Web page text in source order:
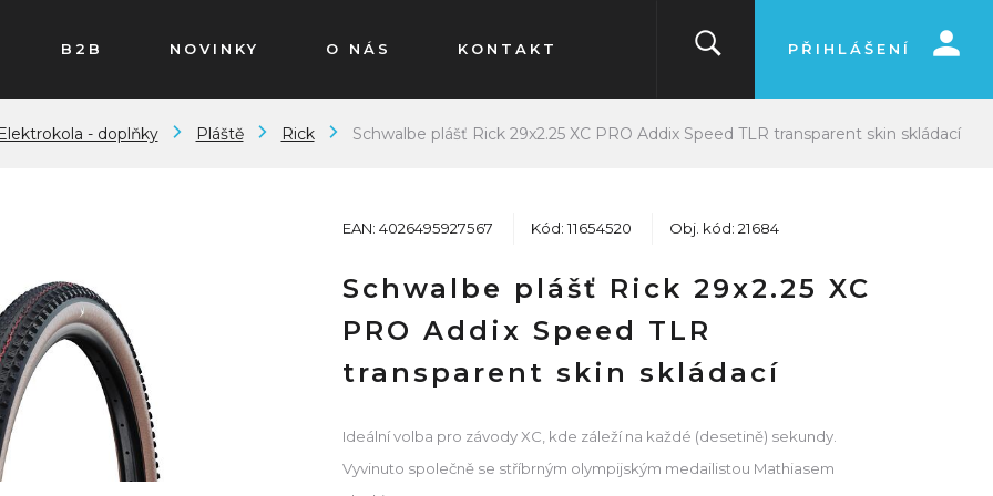
B2B NOVINKY O NÁS KONTAKT PŘIHLÁŠENÍ
Elektrokola - doplňky Pláště Rick Schwalbe plášť Rick 29x2.25 XC PRO Addix Speed TLR transparent skin skládací
EAN: 4026495927567 Kód: 11654520 Obj. kód: 21684
Schwalbe plášť Rick 29x2.25 XC
PRO Addix Speed TLR
transparent skin skládací
Ideální volba pro závody XC, kde záleží na každé (desetině) sekundy.
Vyvinuto společně se stříbrným olympijským medailistou Mathiasem